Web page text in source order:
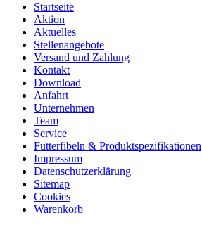
Startseite
Aktion
Aktuelles
Stellenangebote
Versand und Zahlung
Kontakt
Download
Anfahrt
Unternehmen
Team
Service
Futterfibeln & Produktspezifikationen
Impressum
Datenschutzerklärung
Sitemap
Cookies
Warenkorb